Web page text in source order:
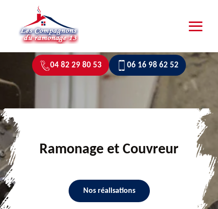
04 82 29 80 53 06 16 98 62 52
Ramonage et Couvreur
Nos réalisations